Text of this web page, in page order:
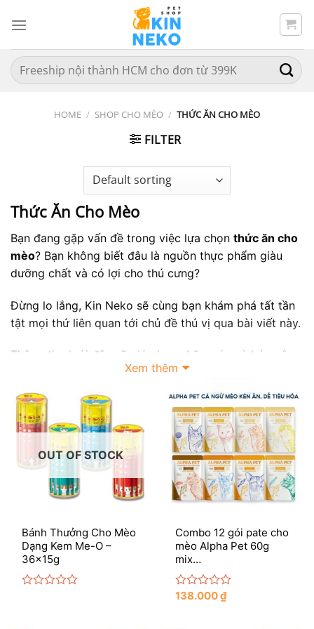
đến
dung
Search
for:
HOME / SHOP CHO MÈO / THỨC ĂN CHO MÈO
FILTER
Thức Ăn Cho Mèo
Bạn đang gặp vấn đề trong việc lựa chọn thức ăn cho
mèo? Bạn không biết đâu là nguồn thực phẩm giàu
dưỡng chất và có lợi cho thú cưng?
Đừng lo lắng, Kin Neko sẽ cùng bạn khám phá tất tần
tật mọi thứ liên quan tới chủ đề thú vị qua bài viết này.
Thông tin dưới đây sẽ giúp bạn chăm sóc và bảo vệ
đàn mèo nhỏ hiệu quả và tốt nhất.
1. Các loại sản phẩm thức ăn cho mèo bạn
cần biết
Cùng chúng mình tìm hiểu một số loạithức ăn cho
mèo phổ biến và được ưa chuộng hiện nay nhé.
Thức ăn hạt cho mèo
Xem thêm
OUT OF STOCK
Bánh Thưởng Cho Mèo
Dạng Kem Me-O –
36x15g
Combo 12 gói pate cho
mèo Alpha Pet 60g
mix…
Rated
138.000₫